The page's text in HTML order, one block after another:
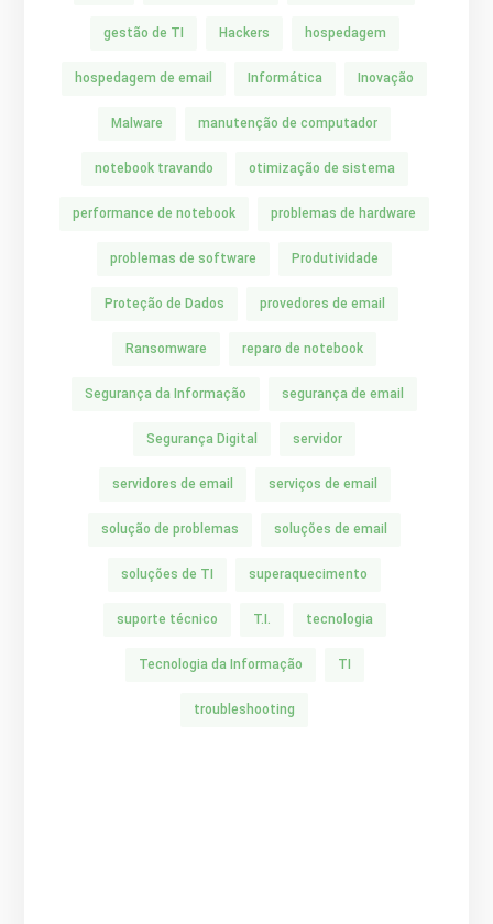
gestão de TI Hackers hospedagem
hospedagem de email Informática Inovação
Malware manutenção de computador
notebook travando otimização de sistema
performance de notebook problemas de hardware
problemas de software Produtividade
Proteção de Dados provedores de email
Ransomware reparo de notebook
Segurança da Informação segurança de email
Segurança Digital servidor
servidores de email serviços de email
solução de problemas soluções de email
soluções de TI superaquecimento
suporte técnico T.I. tecnologia
Tecnologia da Informação TI
troubleshooting